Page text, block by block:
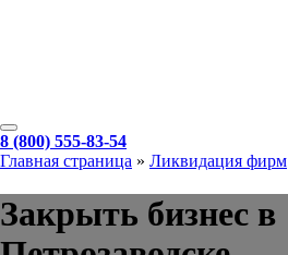
8 (800) 555-83-54
Главная страница » Ликвидация фирм
Закрыть бизнес в